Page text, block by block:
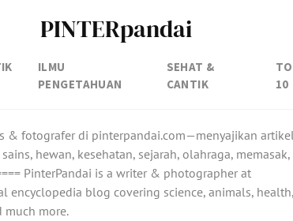
PINTERpandai
ILMU
PENGETAHUAN
SEHAT &
CANTIK
10
& fotografer di pinterpandai.com—menyajikan
hewan, kesehatan, sejarah, olahraga, memasak,
PinterPandai is a writer & photographer at
encyclopedia blog covering science, animals, health,
much more.